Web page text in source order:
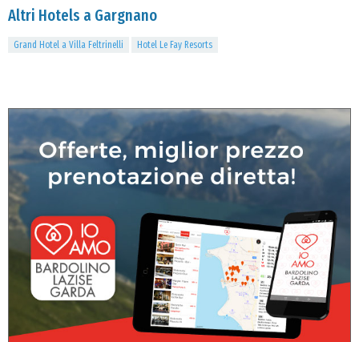
Altri Hotels a Gargnano
Grand Hotel a Villa Feltrinelli Hotel Le Fay Resorts